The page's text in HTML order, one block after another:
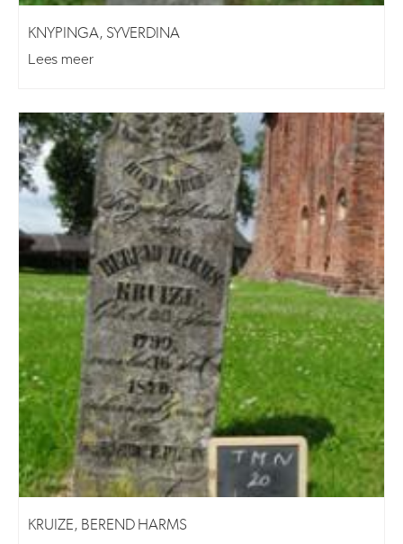
KNYPINGA, SYVERDINA
Lees meer
KRUIZE, BEREND HARMS